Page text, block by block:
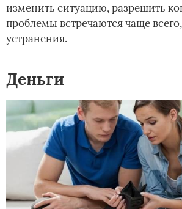
изменить ситуацию, разрешить
проблемы встречаются чаще
устранения.
Деньги